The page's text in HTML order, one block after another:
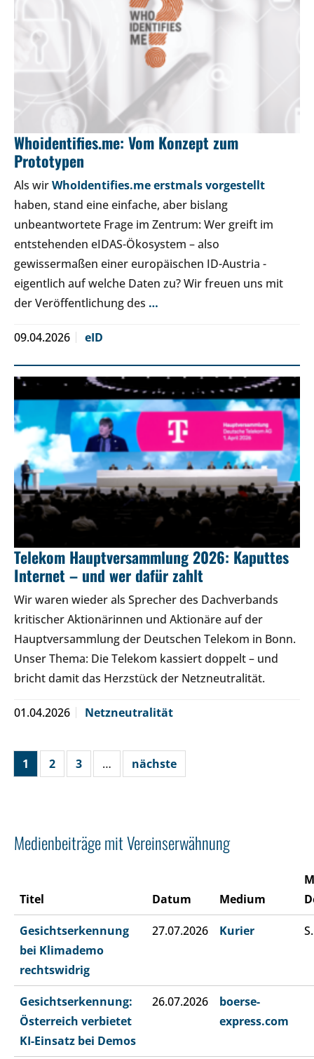
Whoidentifies.me: Vom Konzept zum
Prototypen
Als wirWhoIdentifies.me erstmals vorgestellt
haben, stand eine einfache, aber bislang
unbeantwortete Frage im Zentrum: Wer greift im
entstehenden eIDAS-Ökosystem – also
gewissermaßen einer europäischen ID-Austria -
eigentlich auf welche Daten zu? Wir freuen uns mit
der Veröffentlichung des …
09.04.2026 eID
Telekom Hauptversammlung 2026: Kaputtes
Internet – und wer dafür zahlt
Wir waren wieder als Sprecher des Dachverbands
kritischer Aktionärinnen und Aktionäre auf der
Hauptversammlung der Deutschen Telekom in Bonn.
Unser Thema: Die Telekom kassiert doppelt – und
bricht damit das Herzstück der Netzneutralität.
01.04.2026 Netzneutralität
1 2 3 … nächste
Medienbeiträge mit Vereinserwähnung
Titel Datum Medium
Gesichtserkennung
bei Klimademo
rechtswidrig
27.07.2026 Kurier
Gesichtserkennung:
Österreich verbietet
KI-Einsatz bei Demos
26.07.2026
boerse-
express.com